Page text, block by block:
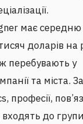
має середню
доларів на
перебувають у
та міста. За
до